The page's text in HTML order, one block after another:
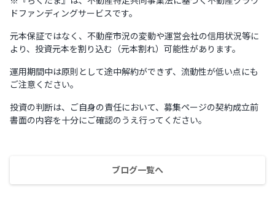
ドファンディングサービスです。
元本保証ではなく、不動産市況の変動や運営会社の信用状況等に
より、投資元本を割り込む（元本割れ）可能性があります。
運用期間中は原則として途中解約ができず、流動性が低い点にも
ご注意ください。
投資の判断は、ご自身の責任において、募集ページの契約成立前
書面の内容を十分にご確認のうえ行ってください。
ブログ一覧へ